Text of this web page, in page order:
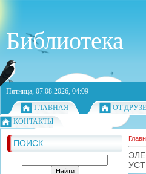
Библиотека
Пятница, 07.08.2026, 04:09
ГЛАВНАЯ
ОТ
КОНТАКТЫ
ПОИСК